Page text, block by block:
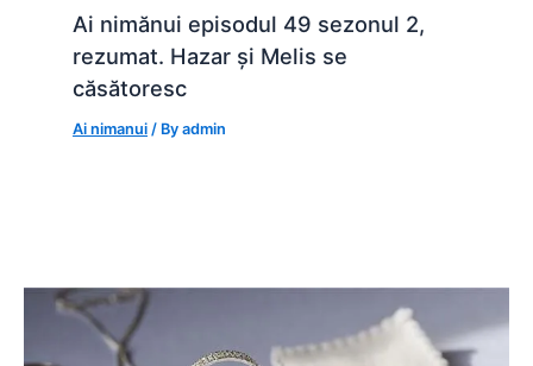
Ai nimănui episodul 49 sezonul 2,
rezumat. Hazar și Melis se
căsătoresc
Ai nimanui / Byadmin